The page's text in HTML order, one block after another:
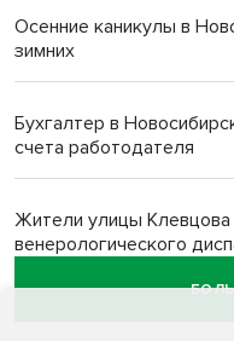
Осенние каникулы в
зимних
Бухгалтер в
счета работодателя
Жители улицы Клевцова
венерологического